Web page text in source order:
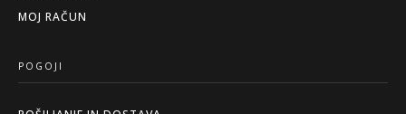
MOJ RAČUN
POGOJI